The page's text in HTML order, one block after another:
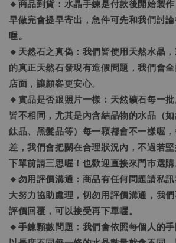
🔸商品到貨：水晶手鍊是付款後開始製作
早做完會提早寄出，急件可先和我們討
喔。
🔸天然石之真偽：我們皆使用天然水晶
的真正天然石發現有造假問題，我們會
店面，讓顧客更安心。
🔸實品是否跟照片一樣：天然礦石每一
皆不相同，尤其是內含結晶物的水晶（如
鈦晶、黑髮晶等）每一顆都會不一樣喔
差，我們會把關在合理狀況內，不過若
下單前請三思喔！也歡迎直接來門市選購
🔸勿用評價溝通：商品有任何問題請私
大努力協助處理，切勿用評價溝通，我
評價回覆，可以接受再下單喔。
🔸手鍊顆數問題：我們會依照每個人的